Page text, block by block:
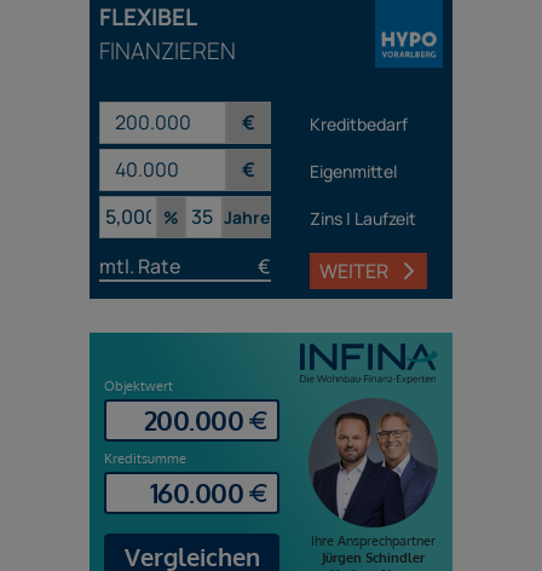
FLEXIBEL
FINANZIEREN
€ Kreditbedarf
€
Eigenmittel
%
Jahre Zins | Laufzeit
mtl. Rate € WEITER